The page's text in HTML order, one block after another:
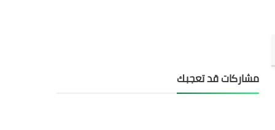
مشاركات قد تعجبك